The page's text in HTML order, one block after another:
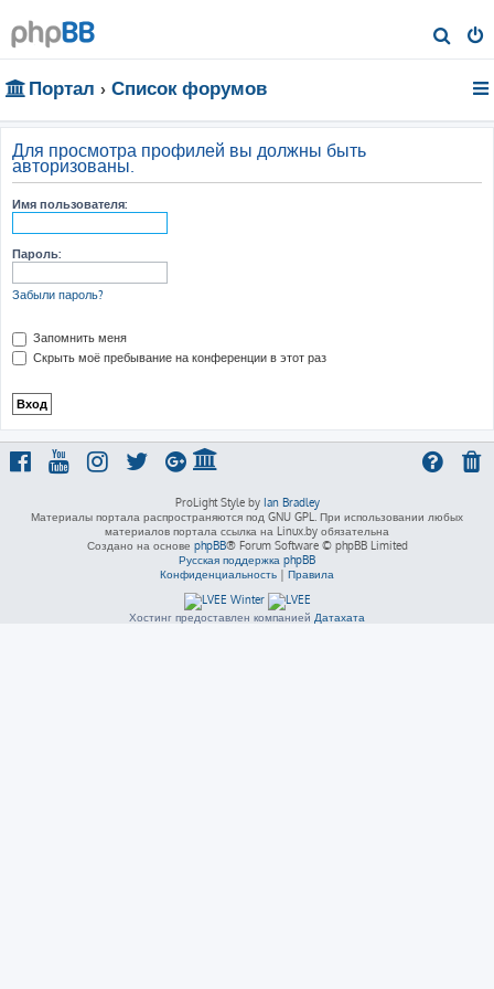
о
Портал Список форумов
Для просмотра профилей вы должны быть
авторизованы.
Имя пользователя:
Пароль:
Забыли пароль?
Запомнить меня
Скрыть моё пребывание на конференции в этот раз
ProLight Style by Ian Bradley
Материалы портала распространяются под GNU GPL. При использовании любых
материалов портала ссылка на Linux.by обязательна
Создано на основе phpBB® Forum Software © phpBB Limited
Русская поддержка phpBB
Конфиденциальность | Правила
Хостинг предоставлен компанией Датахата